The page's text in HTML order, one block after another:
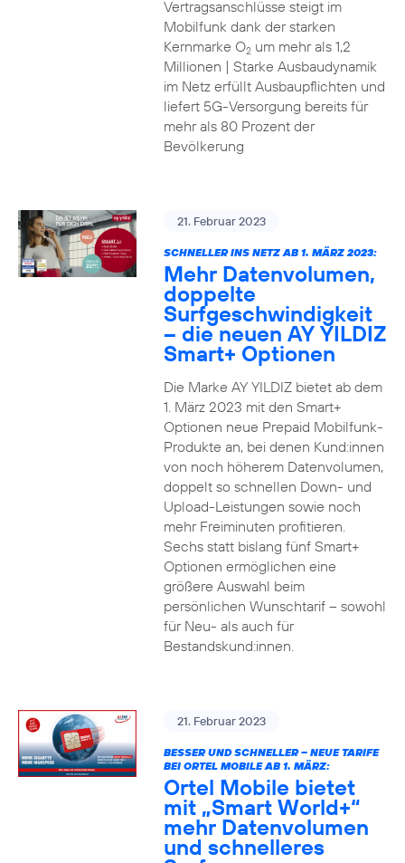
Vertragsanschlüsse steigt im
Mobilfunk dank der starken
Kernmarke O2um mehr als 1,2
Millionen | Starke Ausbaudynamik
im Netz erfüllt Ausbaupflichten und
liefert 5G-Versorgung bereits für
mehr als 80 Prozent der
Bevölkerung
21. Februar 2023
SCHNELLER INS NETZ AB 1. MÄRZ 2023:
Mehr Datenvolumen,
doppelte
Surfgeschwindigkeit
– die neuen AY YILDIZ
Smart+ Optionen
Die Marke AY YILDIZ bietet ab dem
1. März 2023 mit den Smart+
Optionen neue Prepaid Mobilfunk-
Produkte an, bei denen Kund:innen
von noch höherem Datenvolumen,
doppelt so schnellen Down- und
Upload-Leistungen sowie noch
mehr Freiminuten profitieren.
Sechs statt bislang fünf Smart+
Optionen ermöglichen eine
größere Auswahl beim
persönlichen Wunschtarif – sowohl
für Neu- als auch für
Bestandskund:innen.
21. Februar 2023
BESSER UND SCHNELLER – NEUE TARIFE
BEI ORTEL MOBILE AB 1. MÄRZ:
Ortel Mobile bietet
mit „Smart World+“
mehr Datenvolumen
und schnelleres